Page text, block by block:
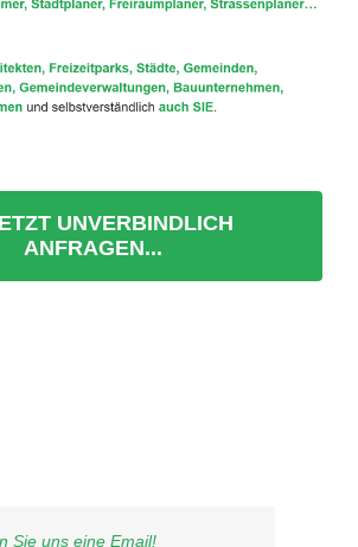
UNVERBINDLICH
ANFRAGEN...
Sie uns eine Email!